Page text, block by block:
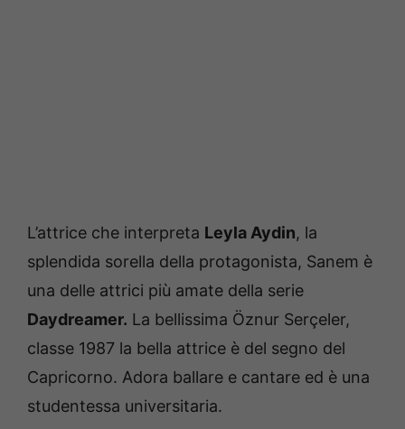
L’attrice che interpreta Leyla Aydin, la
splendida sorella della protagonista, Sanem è
una delle attrici più amate della serie
Daydreamer. La bellissima Öznur Serçeler,
classe 1987 la bella attrice è del segno del
Capricorno. Adora ballare e cantare ed è una
studentessa universitaria.